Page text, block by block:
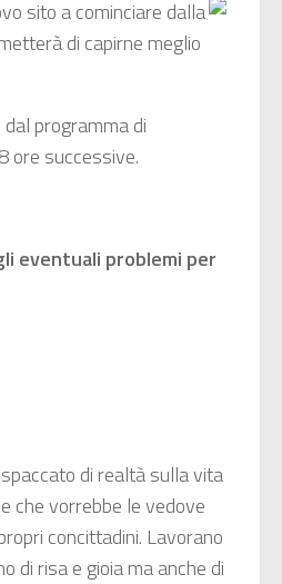
sito a cominciare dalla
di capirne meglio
programma di
ore successive.
eventuali problemi per
di realtà sulla vita
che vorrebbe le vedove
concittadini. Lavorano
di risa e gioia ma anche di